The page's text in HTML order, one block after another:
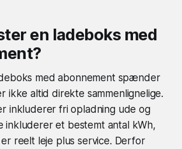
en ladeboks med
med abonnement spænder
ikke altid direkte sammenlignelige.
inkluderer fri opladning ude og
inkluderer et bestemt antal kWh,
reelt leje plus service. Derfor